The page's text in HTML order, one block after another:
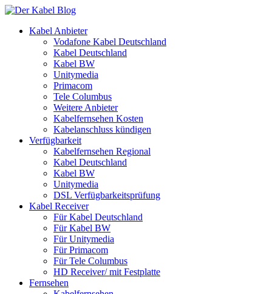
Kabel Anbieter
Vodafone Kabel Deutschland
Kabel Deutschland
Kabel BW
Unitymedia
Primacom
Tele Columbus
Weitere Anbieter
Kabelfernsehen Kosten
Kabelanschluss kündigen
Verfügbarkeit
Kabelfernsehen Regional
Kabel Deutschland
Kabel BW
Unitymedia
DSL Verfügbarkeitsprüfung
Kabel Receiver
Für Kabel Deutschland
Für Kabel BW
Für Unitymedia
Für Primacom
Für Tele Columbus
HD Receiver/ mit Festplatte
Fernsehen